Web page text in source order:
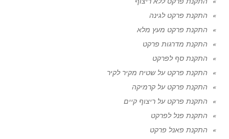
התקנת פרקט לגינה
התקנת פרקט מעץ מלא
התקנת מדרגות פרקט
התקנת סף לפרקט
התקנת פרקט על שטיח מקיר לקיר
התקנת פרקט על קרמיקה
התקנת פרקט על ריצוף קיים
התקנת פנל לפרקט
התקנת פאנל פרקט